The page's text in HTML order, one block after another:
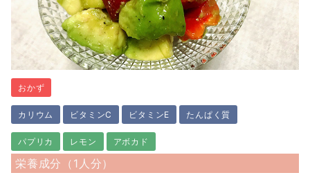
おかず
カリウム ビタミンC ビタミンE たんぱく質
パプリカ レモン アボカド
栄養成分（1人分）